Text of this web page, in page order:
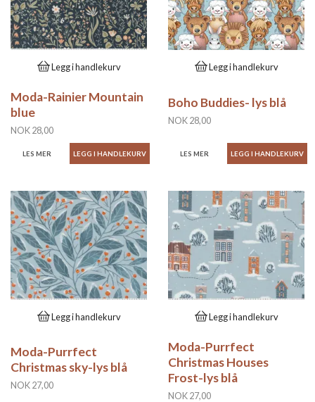
Legg i handlekurv
Moda-Rainier Mountain
blue
NOK 28,00
LES MER
Legg i handlekurv
Boho Buddies- lys blå
NOK 28,00
LES MER
Legg i handlekurv
Moda-Purrfect
Christmas sky-lys blå
NOK 27,00
Legg i handlekurv
Moda-Purrfect
Christmas Houses
Frost-lys blå
NOK 27,00